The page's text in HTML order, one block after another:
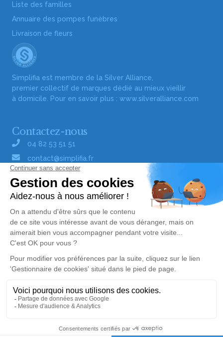
Alerte décès 70
Liste des familles
Annuaire des pompes funèbres
Livraison de fleurs
Simplifia est membre de la Silver Alliance,
premier collectif de marques dédié au mieux vieillir
à domicile. Pour en savoir plus : www.silveralliance.com
Contactez-nous
04 82 53 51 51
contact@simplifia.fr
Réseaux sociaux
Liens utiles
Publier un avis de décès
Signaler un abus/une erreur
Consultez nos offres d'emploi
Politique de traitement des données
Mentions légales